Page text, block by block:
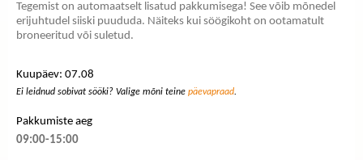
Tegemist on automaatselt lisatud pakkumisega! See võib mõnedel
erijuhtudel siiski puududa. Näiteks kui söögikoht on ootamatult
broneeritud või suletud.
Kuupäev: 07.08
Ei leidnud sobivat sööki? Valige mõni teine päevapraad.
Pakkumiste aeg
09:00-15:00